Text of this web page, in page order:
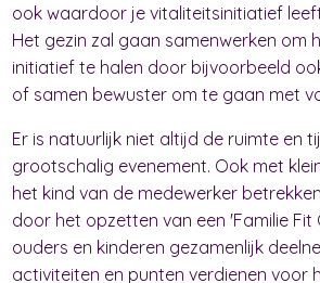
ook waardoor je vitaliteitsinitiatief
Het gezin zal gaan samenwerken om
initiatief te halen door bijvoorbeeld
of samen bewuster om te gaan met
Er is natuurlijk niet altijd de ruimte en
grootschalig evenement. Ook met
het kind van de medewerker
door het opzetten van een 'Familie Fit
ouders en kinderen gezamenlijk
activiteiten en punten verdienen voor